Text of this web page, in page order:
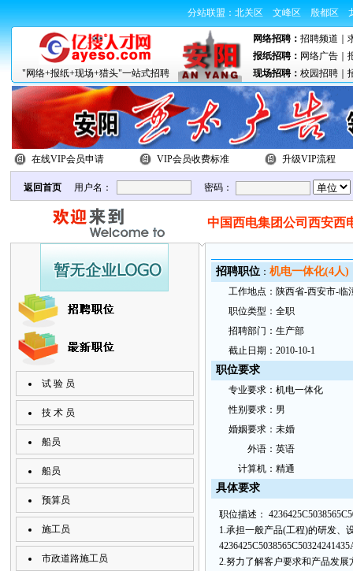
分站联盟： 北关区 文峰区 殷都区
网络招聘： 招聘频道
报纸招聘： 网络广告｜
"网络+报纸+现场+猎头"一站式招聘
现场招聘： 校园招聘｜
在线VIP会员申请 VIP会员收费标准 升级VIP流程
返回首页 用户名： 密码：
中国西电集团公司西安西
试 验 员
技 术 员
船员
船员
预算员
施工员
市政道路施工员
招聘职位 ： 机电一体化(4人)
工作地点： 陕西省-西安市-临
职位类型： 全职
招聘部门： 生产部
截止日 期： 2010-10-1
职位要求
专业要求： 机电一体化
性别要求： 男
婚姻要求： 未婚
外语： 英语
计算机： 精通
具体要求
职位描述：
1.承担一般产品(工程)的研发、
2.努力了解客户要求和产品发